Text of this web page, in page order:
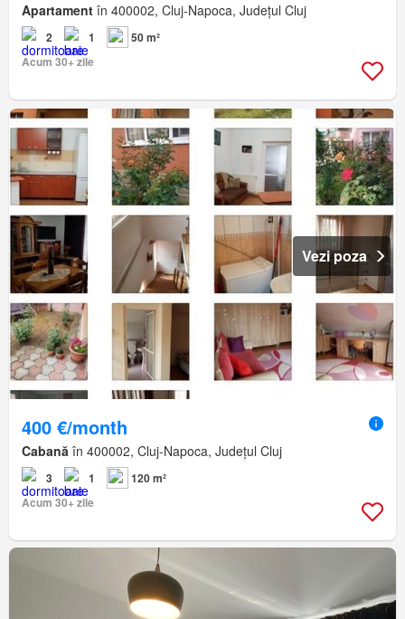
Apartament în 400002, Cluj-Napoca, Județul Cluj
2 1
50 m²
Acum 30+ zile
Vezi poza
400 €/month
Cabană în 400002, Cluj-Napoca, Județul Cluj
3 1
120 m²
Acum 30+ zile